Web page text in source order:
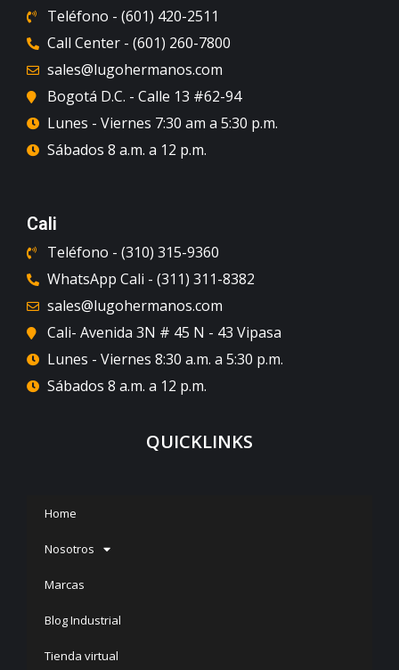
Teléfono - (601) 420-2511
Call Center - (601) 260-7800
sales@lugohermanos.com
Bogotá D.C. - Calle 13 #62-94
Lunes - Viernes 7:30 am a 5:30 p.m.
Sábados 8 a.m. a 12 p.m.
Cali
Teléfono - (310) 315-9360
WhatsApp Cali - (311) 311-8382
sales@lugohermanos.com
Cali- Avenida 3N # 45 N - 43 Vipasa
Lunes - Viernes 8:30 a.m. a 5:30 p.m.
Sábados 8 a.m. a 12 p.m.
QUICKLINKS
Home
Nosotros
Marcas
Blog Industrial
Tienda virtual